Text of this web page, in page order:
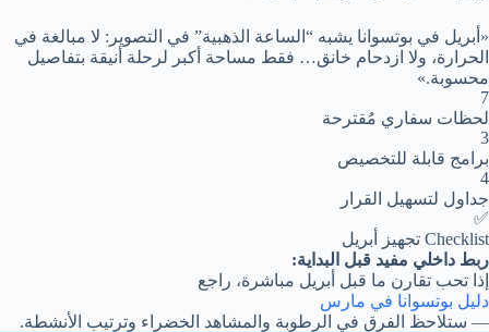
«أبريل في بوتسوانا يشبه “الساعة الذهبية” في التصوير: لا مبالغة في
الحرارة، ولا ازدحام خانق… فقط مساحة أكبر لرحلة أنيقة بتفاصيل
محسوبة.»
7
لحظات سفاري مُقترحة
3
برامج قابلة للتخصيص
4
جداول لتسهيل القرار
✅
Checklist تجهيز أبريل
ربط داخلي مفيد قبل البداية:
إذا تحب تقارن ما قبل أبريل مباشرة، راجع
دليل بوتسوانا في مارس
— ستلاحظ الفرق في الرطوبة والمشاهد الخضراء وترتيب الأنشطة.